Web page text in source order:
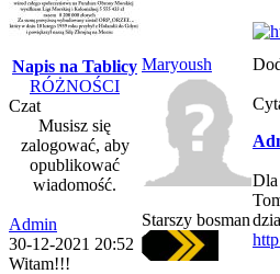
Napis na Tablicy
RÓŻNOŚCI
Czat
Musisz się
zalogować, aby
opublikować
wiadomość.
Admin
30-12-2021 20:52
Witam!!!
Maryoush
Starszy bosman
Dla